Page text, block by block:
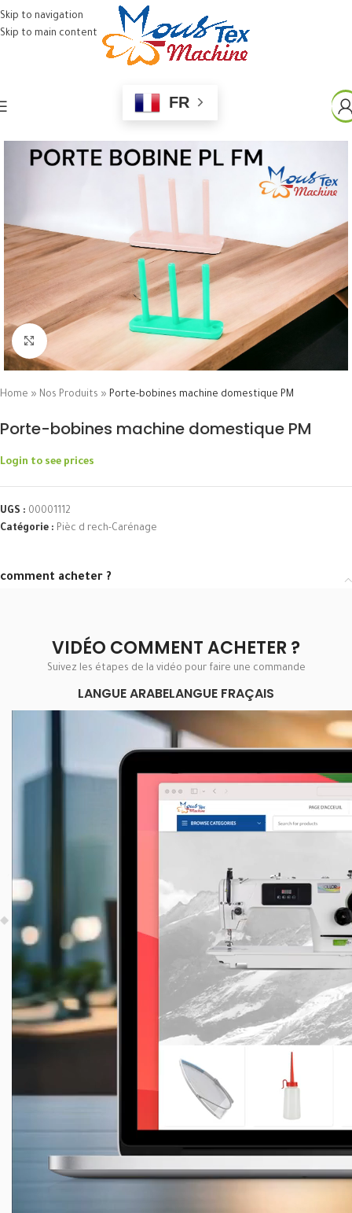
Skip to navigation
Skip to main content
FR
Click to enlarge
Home » Nos Produits » Porte-bobines machine domestique PM
Porte-bobines machine domestique PM
Login to see prices
UGS : 00001112
Catégorie : Pièc d rech-Carénage
comment acheter ?
VIDÉO COMMENT ACHETER ?
Suivez les étapes de la vidéo pour faire une commande
LANGUE ARABELANGUE FRAÇAIS